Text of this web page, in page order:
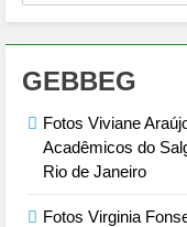
GEBBEG
Fotos Viviane
Acadêmicos do
Rio de Janeiro
Fotos Virginia